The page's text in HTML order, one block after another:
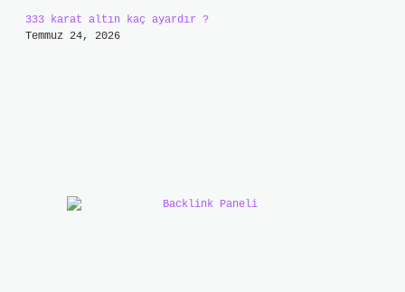
333 karat altın kaç ayardır ?
Temmuz 24, 2026